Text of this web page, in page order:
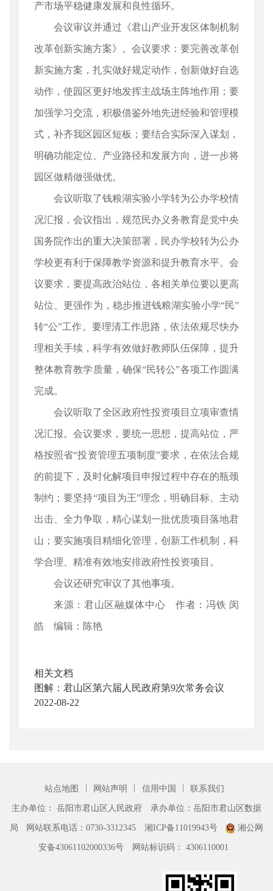
产市场平稳健康发展和良性循环。
会议审议并通过《君山产业开发区体制机制
改革创新实施方案》。会议要求：要完善改革创
新实施方案，扎实做好规定动作，创新做好自选
动作，使园区更好地发挥主战场主阵地作用；要
加强学习交流，积极借鉴外地先进经验和管理模
式，补齐我区园区短板；要结合实际深入谋划，
明确功能定位、产业路径和发展方向，进一步将
园区做精做强做优。
会议听取了钱粮湖实验小学转为公办学校情
况汇报，会议指出，规范民办义务教育是党中央
国务院作出的重大决策部署，民办学校转为公办
学校更有利于保障教学资源和提升教育水平。会
议要求，要提高政治站位，各相关单位要以更高
站位、更强作为，稳步推进钱粮湖实验小学“民”
转“公”工作。要理清工作思路，依法依规尽快办
理相关手续，科学有效做好教师队伍保障，提升
整体教育教学质量，确保“民转公”各项工作圆满
完成。
会议听取了全区政府性投资项目立项审查情
况汇报。会议要求，要统一思想，提高站位，严
格按照省“投资管理五项制度”要求，在依法合规
的前提下，及时化解项目申报过程中存在的瓶颈
制约；要坚持“项目为王”理念，明确目标、主动
出击、全力争取，精心谋划一批优质项目落地君
山；要实施项目精细化管理，创新工作机制，科
学合理、精准有效地安排政府性投资项目。
会议还研究审议了其他事项。
来源：君山区融媒体中心 作者：冯铁 闵
皓 编辑：陈艳
相关文档
图解：君山区第六届人民政府第9次常务会议
2022-08-22
站点地图 | 网站声明 | 信用中国 |
联系我们
主办单位： 岳阳市君山区人民政府
承办单位：岳阳市君山区数据
局
网站联系电话：0730-3312345 湘ICP备11019943号
湘公网
安备43061102000336号
网站标识码： 4306110001